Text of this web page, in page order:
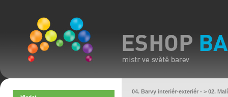
04. Barvy interiér-exteriér - > 02.